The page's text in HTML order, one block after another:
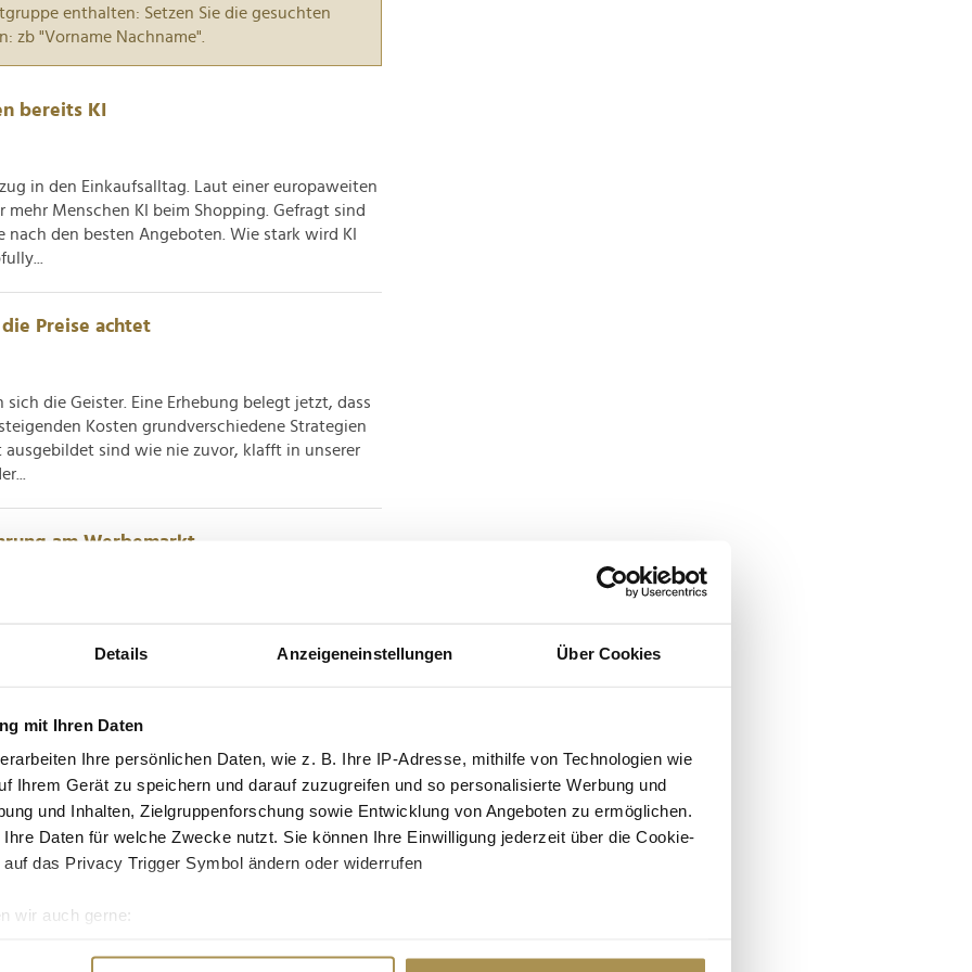
Details Anzeigeneinstellungen Über Cookies
mit Ihren Daten
Ihre persönlichen Daten, wie z. B. Ihre IP-Adresse, mithilfe von Technologien wie
Ihrem Gerät zu speichern und darauf zuzugreifen und so personalisierte Werbung und
und Inhalten, Zielgruppenforschung sowie Entwicklung von Angeboten zu ermöglichen.
Daten für welche Zwecke nutzt. Sie können Ihre Einwilligung jederzeit über die Cookie-
das Privacy Trigger Symbol ändern oder widerrufen
wir auch gerne:
enthalten: Setzen Sie die gesuchten
zb "Vorname Nachname".
bereits KI
in den Einkaufsalltag. Laut einer europaweiten
Menschen KI beim Shopping. Gefragt sind
nach den besten Angeboten. Wie stark wird KI
Preise achtet
sich die Geister. Eine Erhebung belegt jetzt, dass
Kosten grundverschiedene Strategien
sind wie nie zuvor, klafft in unserer
am Werbemarkt
wird im Jahr 2026 in den aktiven
eine aktuelle Jahresbilanz den
untermauert, rückt die Qualität des Kontakts
Der heimische...
Handelsmarketing neu aus
und neue Technologien verändern das
Europas größtes Netzwerk für digitales
die den Handel 2026 prägen werden. Die
sich...